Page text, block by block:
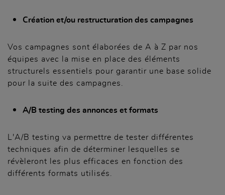
Création et/ou restructuration des campagnes
Vos campagnes sont élaborées de A à Z par nos
équipes avec la mise en place des éléments
structurels essentiels pour garantir une base solide
pour la suite des campagnes.
A/B testing des annonces et formats
L'A/B testing va permettre de tester différentes
techniques afin de déterminer lesquelles se
révèleront les plus efficaces en fonction des
différents formats utilisés.